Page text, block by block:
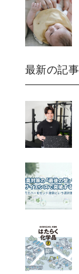
最新の記事